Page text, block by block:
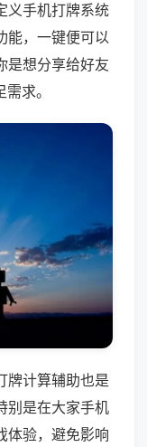
义手机打牌系统
能，一键便可以
是想分享给好友
求。
牌计算辅助也是
别是在大家手机
体验，避免影响